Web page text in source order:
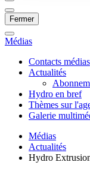
Fermer
Médias
Contacts médias
Actualités
Hydro en bref
Thèmes sur
Galerie
Médias
Actualités
Hydro